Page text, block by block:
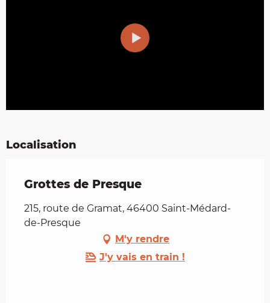
Localisation
Grottes de Presque
215, route de Gramat, 46400 Saint-Médard-
de-Presque
M'y rendre
J'y vais en train !